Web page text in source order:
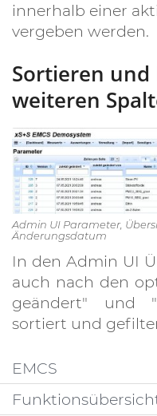
innerhalb einer
vergeben werden.
Sortieren und
weiteren
Admin UI Parameter,
Änderungsdatum
In den Admin UI
auch nach den
geändert" und
sortiert und
EMCS